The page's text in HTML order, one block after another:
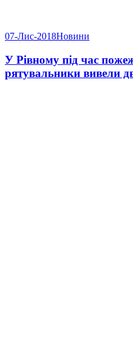
07-Лис-2018Новини
У Рівному під час
рятувальники вивели